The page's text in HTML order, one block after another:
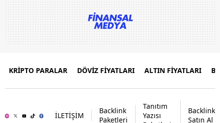
KRİPTO PARALAR DÖVİZ FİYATLARI ALTIN FİYATLARI
İLETİŞİM
Backlink
Paketleri
Tanıtım
Yazısı
Backlink
Satın Al